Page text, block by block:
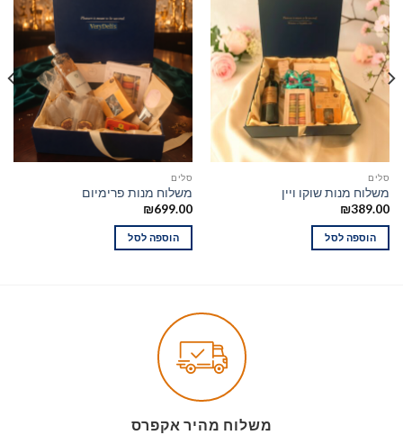
סלים
משלוח מנות שוקו ויין
₪389.00
הוספה לסל
סלים
משלוח מנות פרימיום
₪699.00
הוספה לסל
משלוח מהיר אקפרס